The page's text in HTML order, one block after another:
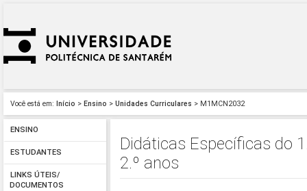
Você está em: Início > Ensino > Unidades Curriculares > M1MCN2032
ENSINO
ESTUDANTES
LINKS ÚTEIS/
DOCUMENTOS
Didáticas Específicas do
2.º anos